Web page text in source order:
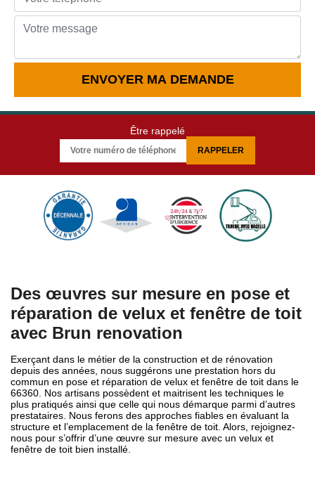
Être rappelé
Des œuvres sur mesure en pose et
réparation de velux et fenêtre de toit
avec Brun renovation
Exerçant dans le métier de la construction et de rénovation
depuis des années, nous suggérons une prestation hors du
commun en pose et réparation de velux et fenêtre de toit dans le
66360. Nos artisans possèdent et maitrisent les techniques le
plus pratiqués ainsi que celle qui nous démarque parmi d’autres
prestataires. Nous ferons des approches fiables en évaluant la
structure et l’emplacement de la fenêtre de toit. Alors, rejoignez-
nous pour s’offrir d’une œuvre sur mesure avec un velux et
fenêtre de toit bien installé.